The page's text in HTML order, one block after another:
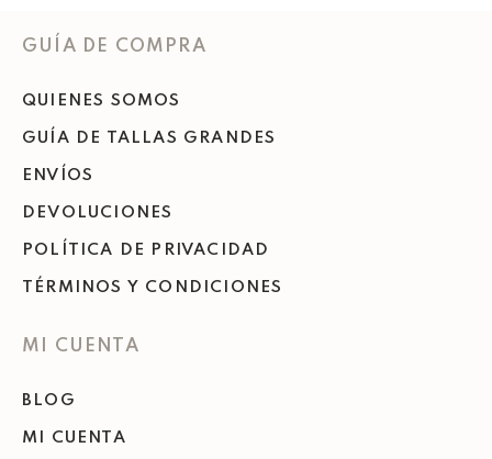
GUÍA DE COMPRA
QUIENES SOMOS
GUÍA DE TALLAS GRANDES
ENVÍOS
DEVOLUCIONES
POLÍTICA DE PRIVACIDAD
TÉRMINOS Y CONDICIONES
MI CUENTA
BLOG
MI CUENTA